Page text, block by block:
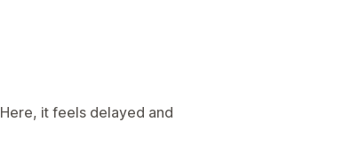
it feels delayed and